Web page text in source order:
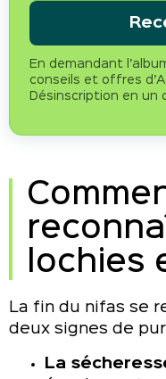
En demandant
conseils et offres
Désinscription en
lochies
La fin du nifas se
deux signes de
La